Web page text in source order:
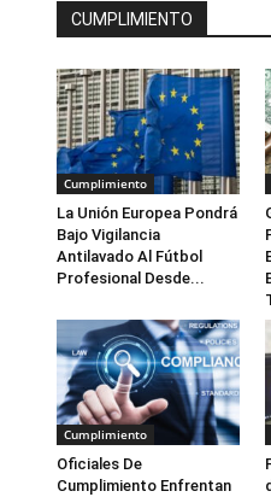
CUMPLIMIENTO
Cumplimiento
La Unión Europea Pondrá
Bajo Vigilancia
Antilavado Al Fútbol
Profesional Desde...
Cumplimiento
Oficiales De
Cumplimiento Enfrentan